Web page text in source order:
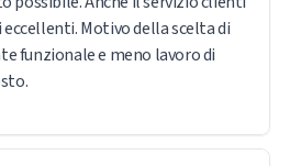
Motivo della scelta di
funzionale e meno lavoro di